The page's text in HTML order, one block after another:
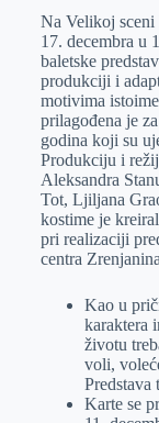
e
r
I
n
s
A
p
p
a
i
l
Na Velikoj sceni
17. decembra u
baletske
produkciji i
motivima
prilagođena je
godina koji su
Produkciju i
Aleksandra
Tot, Ljiljana
kostime je
pri realizaciji
centra
Kao u
karaktera
životu
voli,
Predstava
Karte se